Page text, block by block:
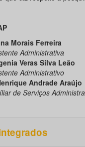
Morais Ferreira
Administrativa
Veras Silva Leão
Administrativo
Andrade Araújo
de Serviços